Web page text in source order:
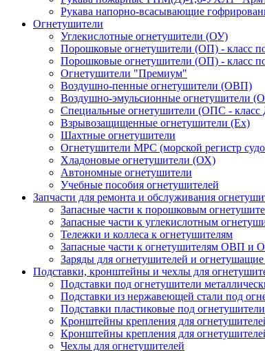
Рукава напорно-всасывающие
Огнетушители
Углекислотные огнетушители (ОУ)
Порошковые огнетушители (ОП) - класс
Порошковые огнетушители (ОП) - класс
Огнетушители "Премиум"
Воздушно-пенные огнетушители (ОВП)
Воздушно-эмульсионные огнетушители
Специальные огнетушители (ОПС -
Взрывозащищенные огнетушители (Ex)
Шахтные огнетушители
Огнетушители МРС (морской регистр
Хладоновые огнетушители (ОХ)
Автономные огнетушители
Учебные пособия огнетушителей
Запчасти для ремонта и обслуживания
Запасные части к порошковым
Запасные части к углекислотным
Тележки и коллеса к огнетушителям
Запасные части к огнетушителям ОВП и
Заряды для огнетушителей и
Подставки, кронштейны и чехлы для
Подставки под огнетушители
Подставки из нержавеющей стали под
Подставки пластиковые под огнетушители
Кронштейны крепления для
Кронштейны крепления для
Чехлы для огнетушителей